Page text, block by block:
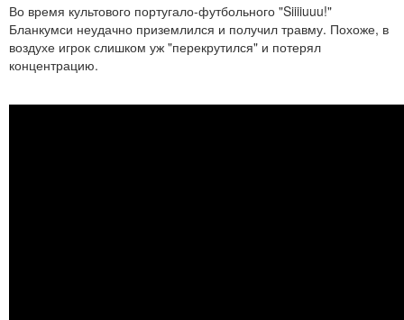
Во время культового португало-футбольного "Siiiiuuu!"
Бланкумси неудачно приземлился и получил травму. Похоже, в
воздухе игрок слишком уж "перекрутился" и потерял
концентрацию.